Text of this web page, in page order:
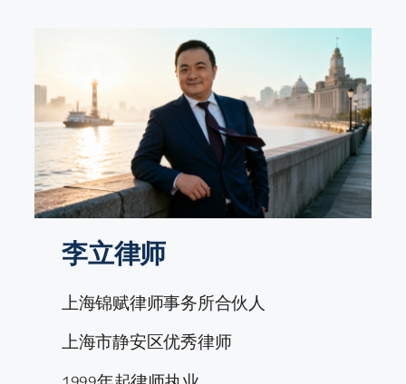
李立律师
上海锦赋律师事务所合伙人
上海市静安区优秀律师